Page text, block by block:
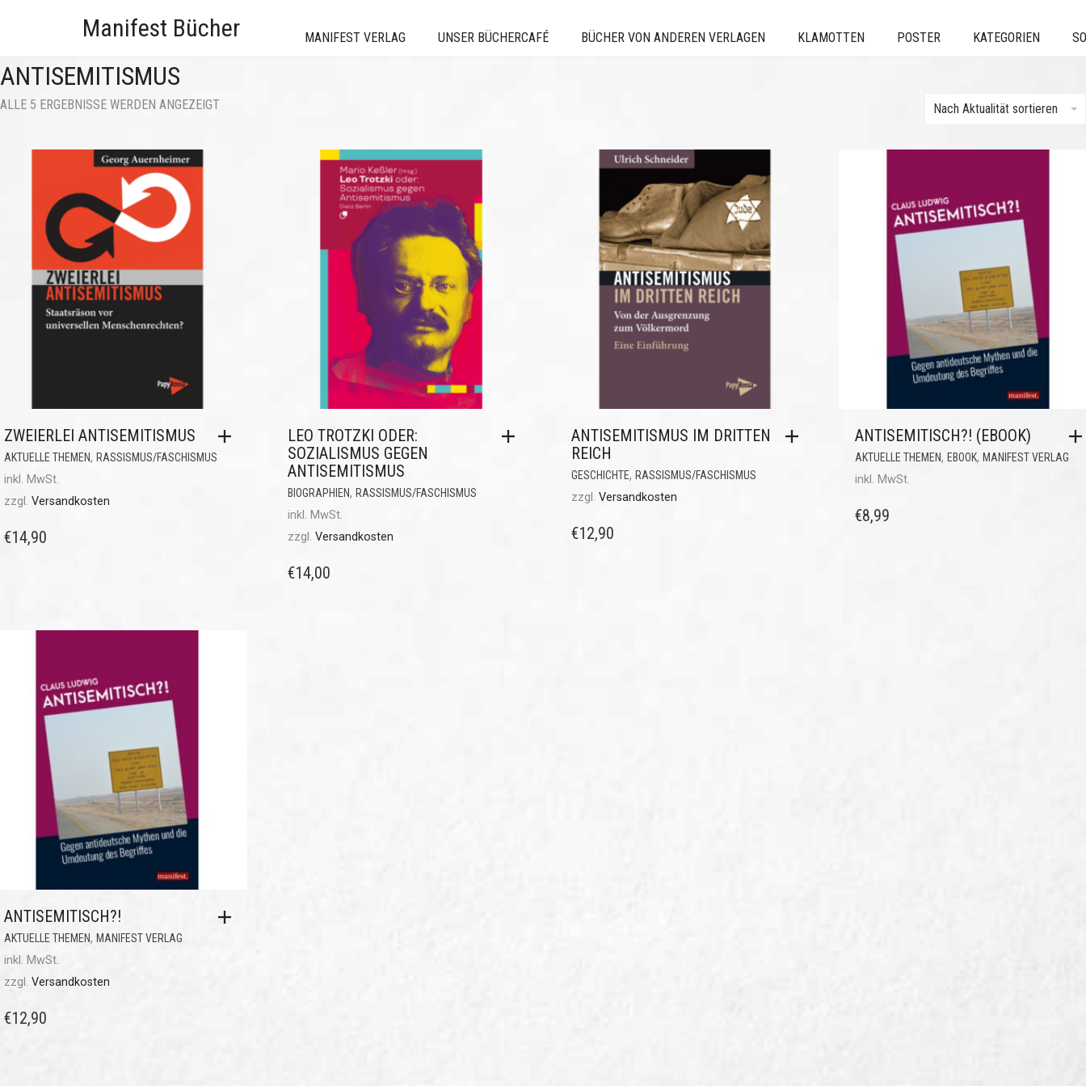
Manifest Bücher MANIFEST VERLAG UNSER BÜCHERCAFÉ BÜCHER VON ANDEREN VERLAGEN KLAMOTTEN POSTER KATEGORIEN
ANTISEMITISMUS
ALLE 5 ERGEBNISSE WERDEN ANGEZEIGT Nach Aktualität sortieren
ZWEIERLEI ANTISEMITISMUS
AKTUELLE THEMEN, RASSISMUS/FASCHISMUS
inkl. MwSt.
zzgl. Versandkosten
€14,90
LEO TROTZKI ODER:
SOZIALISMUS GEGEN
ANTISEMITISMUS
BIOGRAPHIEN, RASSISMUS/FASCHISMUS
inkl. MwSt.
zzgl. Versandkosten
€14,00
ANTISEMITISMUS IM DRITTEN
REICH
GESCHICHTE, RASSISMUS/FASCHISMUS
zzgl. Versandkosten
€12,90
ANTISEMITISCH?! (EBOOK)
AKTUELLE THEMEN, EBOOK, MANIFEST VERLAG
inkl. MwSt.
€8,99
ANTISEMITISCH?!
AKTUELLE THEMEN, MANIFEST VERLAG
inkl. MwSt.
zzgl. Versandkosten
€12,90